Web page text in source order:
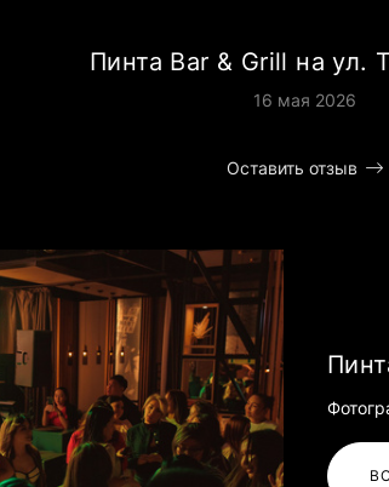
Пинта Bar & Grill на ул.
16 мая 2026
Оставить отзыв